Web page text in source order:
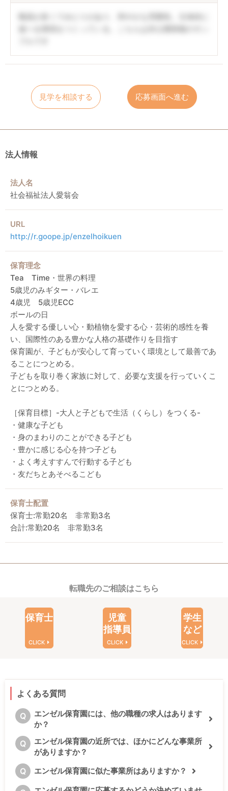
見学を相談する 応募画面へ進む
法人情報
法人名
社会福祉法人愛翁会
URL
http://r.goope.jp/enzelhoikuen
保育理念
Tea Time・世界の料理
5歳児のみギター・バレエ
4歳児 5歳児ECC
ボールの日
人を愛する優しい心・動植物を愛する心・芸術的感性を養
い、国際性のある豊かな人格の基礎作りを目指す
保育園が、子どもが安心して育っていく環境として最善であ
ることにつとめる。
子どもを取り巻く家族に対して、必要な支援を行っていくこ
とにつとめる。
［保育目標］-大人と子どもで生活（くらし）をつくる-
・健康な子ども
・身のまわりのことができる子ども
・豊かに感じる心を持つ子ども
・よく考えすすんで行動する子ども
・友だちとあそべるこども
保育士配置
保育士:常勤20名 非常勤3名
合計:常勤20名 非常勤3名
転職先のご相談はこちら
保育士
CLICK
児童
指導員
CLICK
学生
など
CLICK
よくある質問
Q
エンゼル保育園には、他の職種の求人はあります
か？
Q
エンゼル保育園の近所では、ほかにどんな事業所
がありますか？
Q エンゼル保育園に似た事業所はありますか？